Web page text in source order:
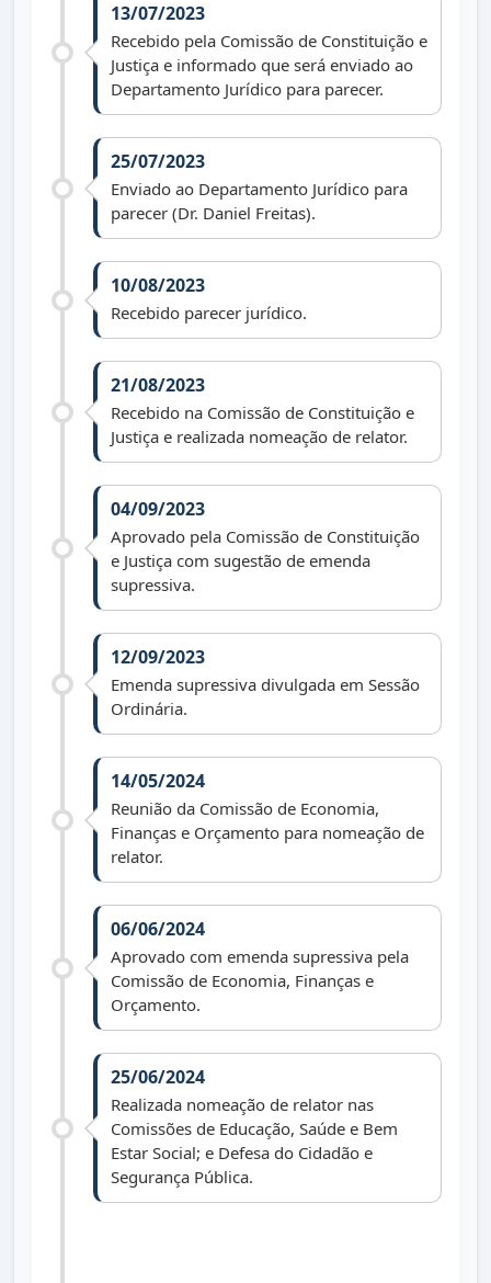
13/07/2023
Recebido pela Comissão de Constituição e
Justiça e informado que será enviado ao
Departamento Jurídico para parecer.
25/07/2023
Enviado ao Departamento Jurídico para
parecer (Dr. Daniel Freitas).
10/08/2023
Recebido parecer jurídico.
21/08/2023
Recebido na Comissão de Constituição e
Justiça e realizada nomeação de relator.
04/09/2023
Aprovado pela Comissão de Constituição
e Justiça com sugestão de emenda
supressiva.
12/09/2023
Emenda supressiva divulgada em Sessão
Ordinária.
14/05/2024
Reunião da Comissão de Economia,
Finanças e Orçamento para nomeação de
relator.
06/06/2024
Aprovado com emenda supressiva pela
Comissão de Economia, Finanças e
Orçamento.
25/06/2024
Realizada nomeação de relator nas
Comissões de Educação, Saúde e Bem
Estar Social; e Defesa do Cidadão e
Segurança Pública.